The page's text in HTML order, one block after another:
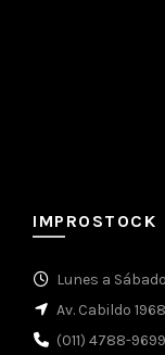
IMPROSTOCK
Lunes a
Av. Cabildo
(011) 4788-9699